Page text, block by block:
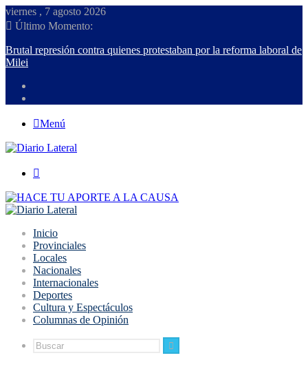
viernes , 7 agosto 2026
Último Momento:
Brutal represión contra quienes protestaban por la reforma laboral
Milei
Menú
Inicio
Provinciales
Locales
Nacionales
Internacionales
Deportes
Cultura y Espectáculos
Columnas de Opinión
Buscar